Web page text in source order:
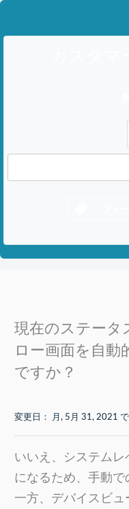
現在のステータ
ロー画面を自動
ですか？
変更日： 月, 5月 31, 2021
いいえ、システム
になるため、手動で
一方、デバイスビュ